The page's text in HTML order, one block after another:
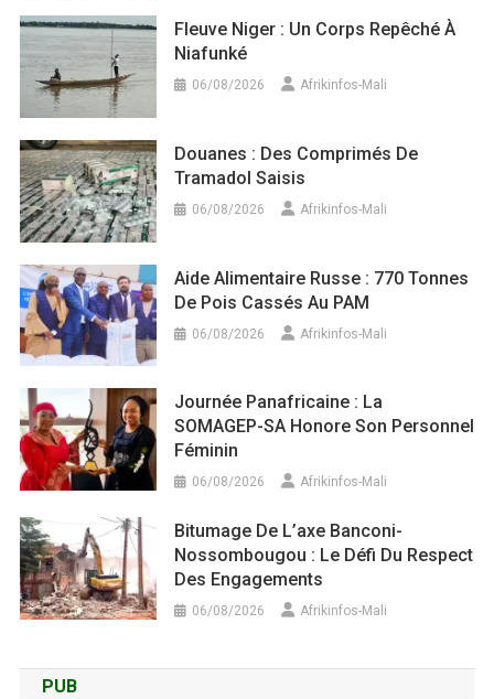
Fleuve Niger : Un Corps Repêché À
Niafunké
06/08/2026 Afrikinfos-Mali
Douanes : Des Comprimés De
Tramadol Saisis
06/08/2026 Afrikinfos-Mali
Aide Alimentaire Russe : 770 Tonnes
De Pois Cassés Au PAM
06/08/2026 Afrikinfos-Mali
Journée Panafricaine : La
SOMAGEP-SA Honore Son Personnel
Féminin
06/08/2026 Afrikinfos-Mali
Bitumage De L’axe Banconi-
Nossombougou : Le Défi Du Respect
Des Engagements
06/08/2026 Afrikinfos-Mali
PUB